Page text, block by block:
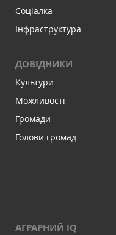
Соціалка
Інфраструктура
ДОВІДНИКИ
Культури
Можливості
Громади
Голови громад
АГРАРНИЙ IQ